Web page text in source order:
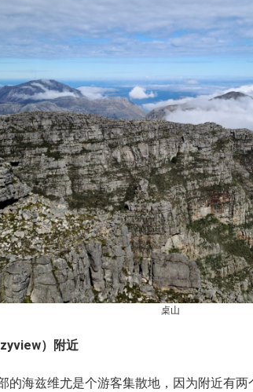
桌山
）附近
的海兹维尤是个游客集散地，因为附近有